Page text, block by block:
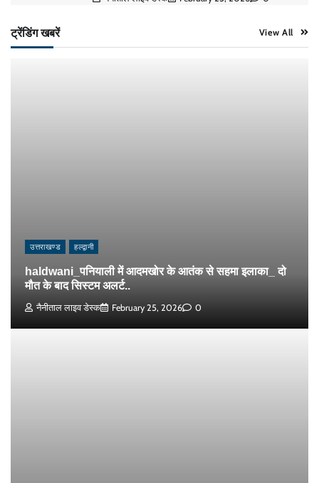
ट्रेंडिंग खबरें View All
उत्तराखण्ड हल्द्वानी
haldwani_पनियाली में आदमखोर के आतंक से सहमा इलाका_ दो
मौत के बाद सिस्टम अलर्ट..
नैनीताल लाइव डेस्क February 25, 2026 0